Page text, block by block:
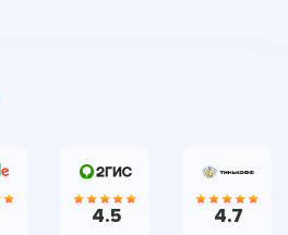
4.5 4.7